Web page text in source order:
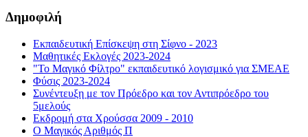
Δημοφιλή
Εκπαιδευτική Επίσκεψη στη Σίφνο - 2023
Μαθητικές Εκλογές 2023-2024
"Το Μαγικό Φίλτρο" εκπαιδευτικό λογισμικό για ΣΜΕΑΕ
Φύσις 2023-2024
Συνέντευξη με τον Πρόεδρο και τον Αντιπρόεδρο του
5μελούς
Εκδρομή στα Χρούσσα 2009 - 2010
Ο Μαγικός Αριθμός Π